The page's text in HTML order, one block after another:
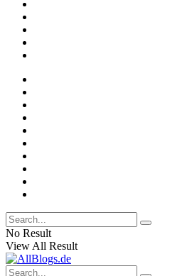
No Result
View All Result